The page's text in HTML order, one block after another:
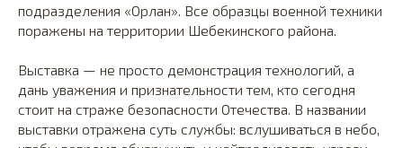
подразделения «Орлан». Все образцы военной техники
поражены на территории Шебекинского района.
Выставка — не просто демонстрация технологий, а
дань уважения и признательности тем, кто сегодня
стоит на страже безопасности Отечества. В названии
выставки отражена суть службы: вслушиваться в небо,